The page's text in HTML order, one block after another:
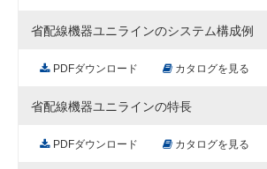
省配線機器ユニラインのシステム構成例
PDFダウンロード カタログを見る
省配線機器ユニラインの特長
PDFダウンロード カタログを見る